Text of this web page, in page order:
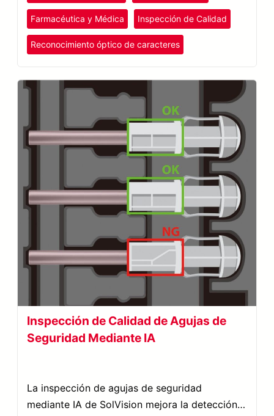
Farmacéutica y Médica Inspección de Calidad
Reconocimiento óptico de caracteres
Inspección de Calidad de Agujas de
Seguridad Mediante IA
La inspección de agujas de seguridad
mediante IA de SolVision mejora la detección